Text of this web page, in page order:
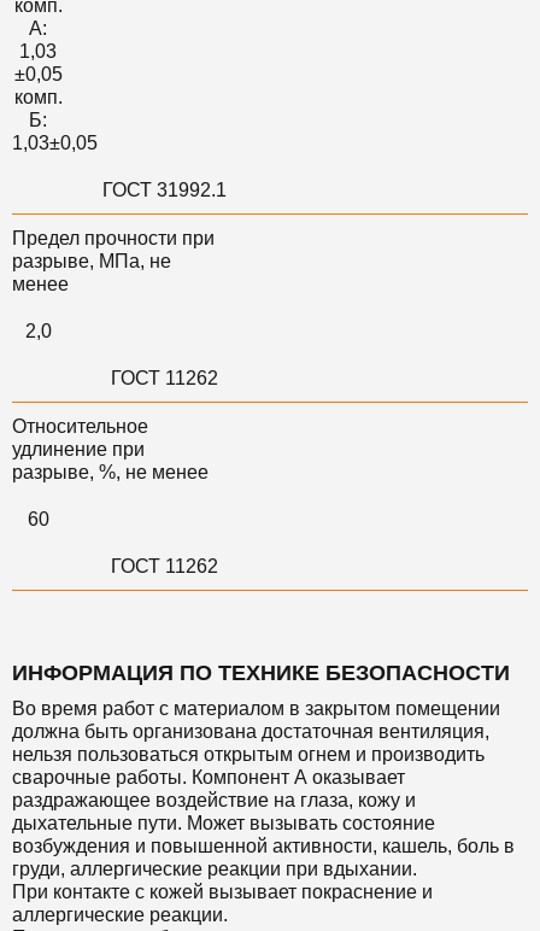
комп.
А:
1,03
±0,05
комп.
Б:
1,03±0,05
ГОСТ 31992.1
Предел прочности при
разрыве, МПа, не
менее
2,0
ГОСТ 11262
Относительное
удлинение при
разрыве, %, не менее
60
ГОСТ 11262
ИНФОРМАЦИЯ ПО ТЕХНИКЕ БЕЗОПАСНОСТИ
Во время работ с материалом в закрытом помещении
должна быть организована достаточная вентиляция,
нельзя пользоваться открытым огнем и производить
сварочные работы. Компонент А оказывает
раздражающее воздействие на глаза, кожу и
дыхательные пути. Может вызывать состояние
возбуждения и повышенной активности, кашель, боль в
груди, аллергические реакции при вдыхании.
При контакте с кожей вызывает покраснение и
аллергические реакции.